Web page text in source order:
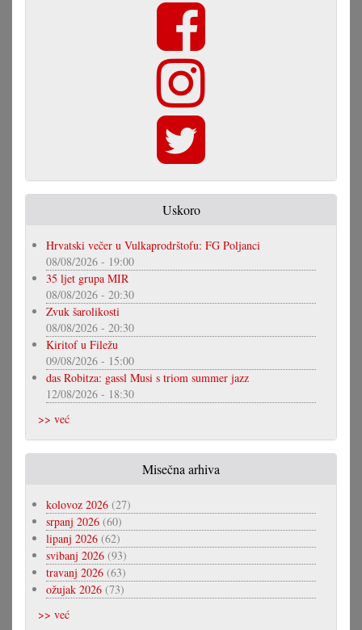
Uskoro
Hrvatski večer u Vulkaprodrštofu: FG Poljanci
08/08/2026 - 19:00
35 ljet grupa MIR
08/08/2026 - 20:30
Zvuk šarolikosti
08/08/2026 - 20:30
Kiritof u Filežu
09/08/2026 - 15:00
das Robitza: gassl Musi s triom summer jazz
12/08/2026 - 18:30
>> već
Misečna arhiva
kolovoz 2026 (27)
srpanj 2026 (60)
lipanj 2026 (62)
svibanj 2026 (93)
travanj 2026 (63)
ožujak 2026 (73)
>> već